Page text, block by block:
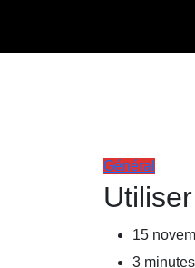
Général
15
3